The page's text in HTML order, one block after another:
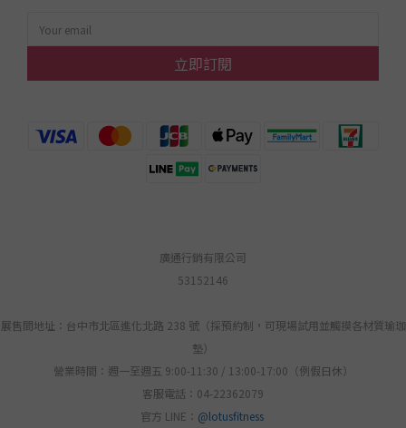
立即訂閱
廣通行銷有限公司
53152146
展售間地址：台中市北區進化北路 238 號（採預約制，可現場試用並觸摸各材質瑜珈
墊）
營業時間：週一至週五 9:00-11:30 / 13:00-17:00（例假日休）
客服電話：04-22362079
官方 LINE： @lotusfitness